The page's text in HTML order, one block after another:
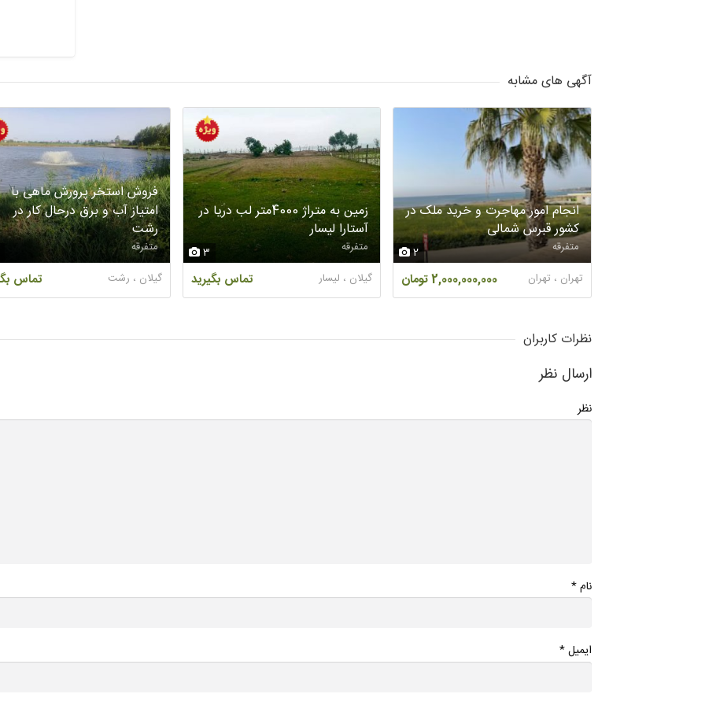
آگهی های مشابه
2
انجام امور مهاجرت و خرید ملک در
کشور قبرس شمالی
متفرقه
2,000,000,000 تومان تهران ، تهران
3
زمین به متراژ 4000متر لب دریا در
آستارا لیسار
متفرقه
تماس بگیرید گیلان ، لیسار
فروش استخر پرورش ماهی با
امتیاز آب و برق درحال کار در
رشت
متفرقه
تماس گیلان ، رشت
نظرات کاربران
ارسال نظر
نظر
نام*
ایمیل*